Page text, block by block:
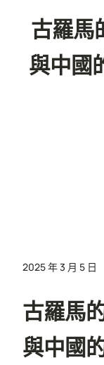
古羅馬
與中國
2025 年 3 月 5 日
古羅馬
與中國